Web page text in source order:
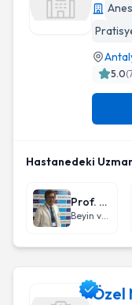
5.0(
Hastanedeki
Prof. Dr. Bektaş Açıkgöz
Beyin ve Sinir Cerrahisi
Özel